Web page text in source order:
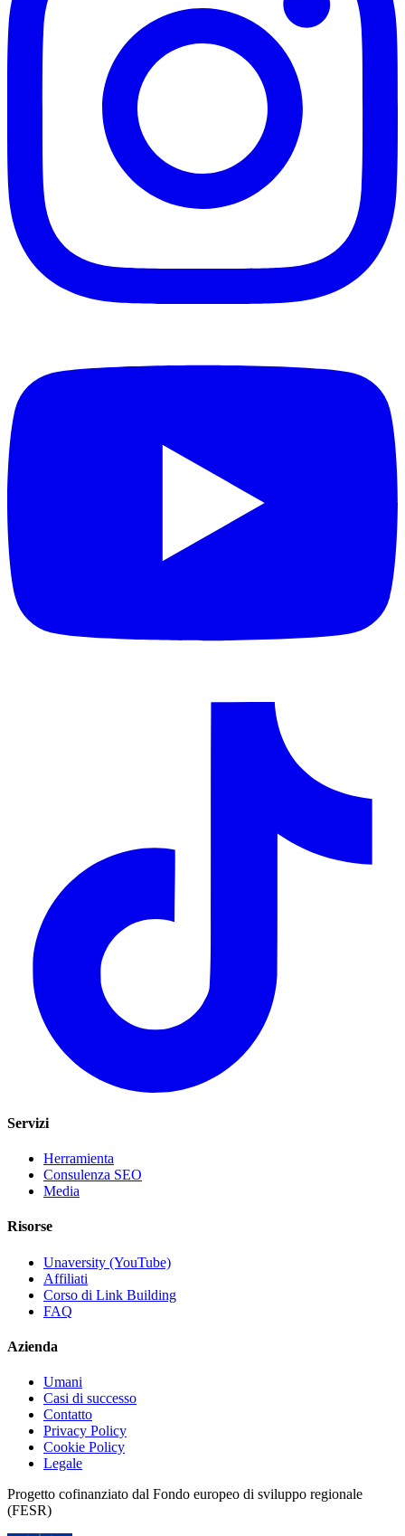
Servizi
Herramienta
Consulenza SEO
Media
Risorse
Unaversity (YouTube)
Affiliati
Corso di Link Building
FAQ
Azienda
Umani
Casi di successo
Contatto
Privacy Policy
Cookie Policy
Legale
Progetto cofinanziato dal Fondo europeo di sviluppo regionale
(FESR)